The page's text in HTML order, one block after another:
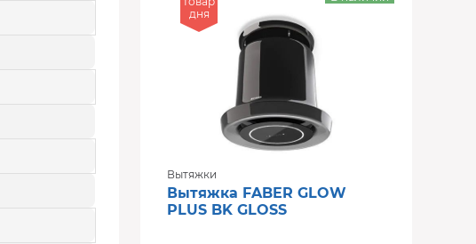
дня
Вытяжки
Вытяжка FABER GLOW
PLUS BK GLOSS